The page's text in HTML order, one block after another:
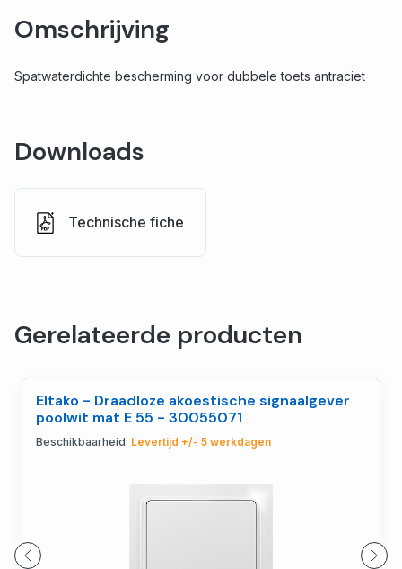
Omschrijving
Spatwaterdichte bescherming voor dubbele toets antraciet
Downloads
Technische fiche
Gerelateerde producten
Eltako - Draadloze akoestische signaalgever
poolwit mat E 55 - 30055071
Beschikbaarheid: Levertijd +/- 5 werkdagen